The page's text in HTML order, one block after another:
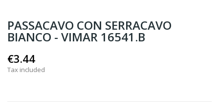
PASSACAVO CON SERRACAVO
BIANCO - VIMAR 16541.B
€3.44
Tax included